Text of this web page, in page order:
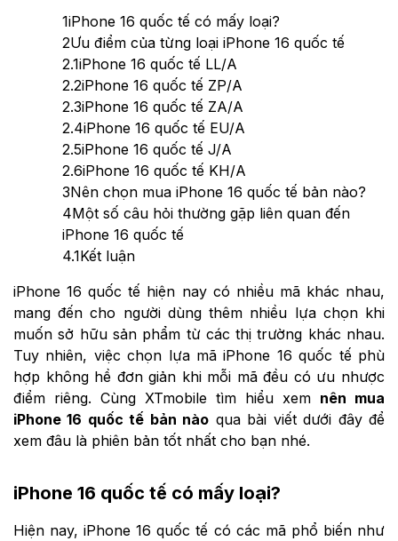
1iPhone 16 quốc tế có mấy loại?
2Ưu điểm của từng loại iPhone 16 quốc tế
2.1iPhone 16 quốc tế LL/A
2.2iPhone 16 quốc tế ZP/A
2.3iPhone 16 quốc tế ZA/A
2.4iPhone 16 quốc tế EU/A
2.5iPhone 16 quốc tế J/A
2.6iPhone 16 quốc tế KH/A
3Nên chọn mua iPhone 16 quốc tế bản nào?
4Một số câu hỏi thường gặp liên quan đến
iPhone 16 quốc tế
4.1Kết luận
iPhone 16 quốc tế hiện nay có nhiều mã khác nhau,
mang đến cho người dùng thêm nhiều lựa chọn khi
muốn sở hữu sản phẩm từ các thị trường khác nhau.
Tuy nhiên, việc chọn lựa mã iPhone 16 quốc tế phù
hợp không hề đơn giản khi mỗi mã đều có ưu nhược
điểm riêng. Cùng XTmobile tìm hiểu xem nên mua
iPhone 16 quốc tế bản nào qua bài viết dưới đây để
xem đâu là phiên bản tốt nhất cho bạn nhé.
iPhone 16 quốc tế có mấy loại?
Hiện nay, iPhone 16 quốc tế có các mã phổ biến như